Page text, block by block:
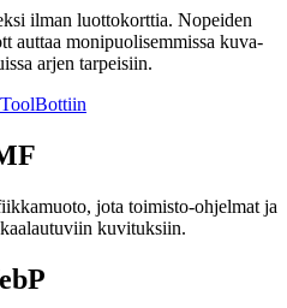
ilman luottokorttia. Nopeiden
auttaa monipuolisemmissa kuva-
arjen tarpeisiin.
jota toimisto-ohjelmat ja
kuvituksiin.